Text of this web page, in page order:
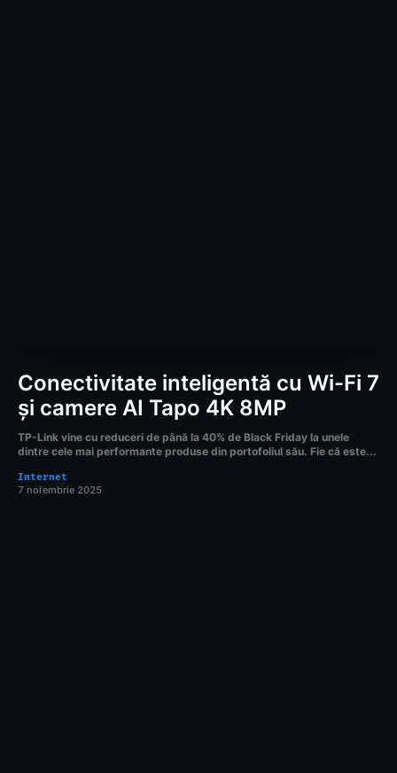
Conectivitate inteligentă cu Wi-Fi 7
și camere AI Tapo 4K 8MP
TP-Link vine cu reduceri de până la 40% de Black Friday la unele
dintre cele mai performante produse din portofoliul său. Fie că este...
Internet
7 noiembrie 2025